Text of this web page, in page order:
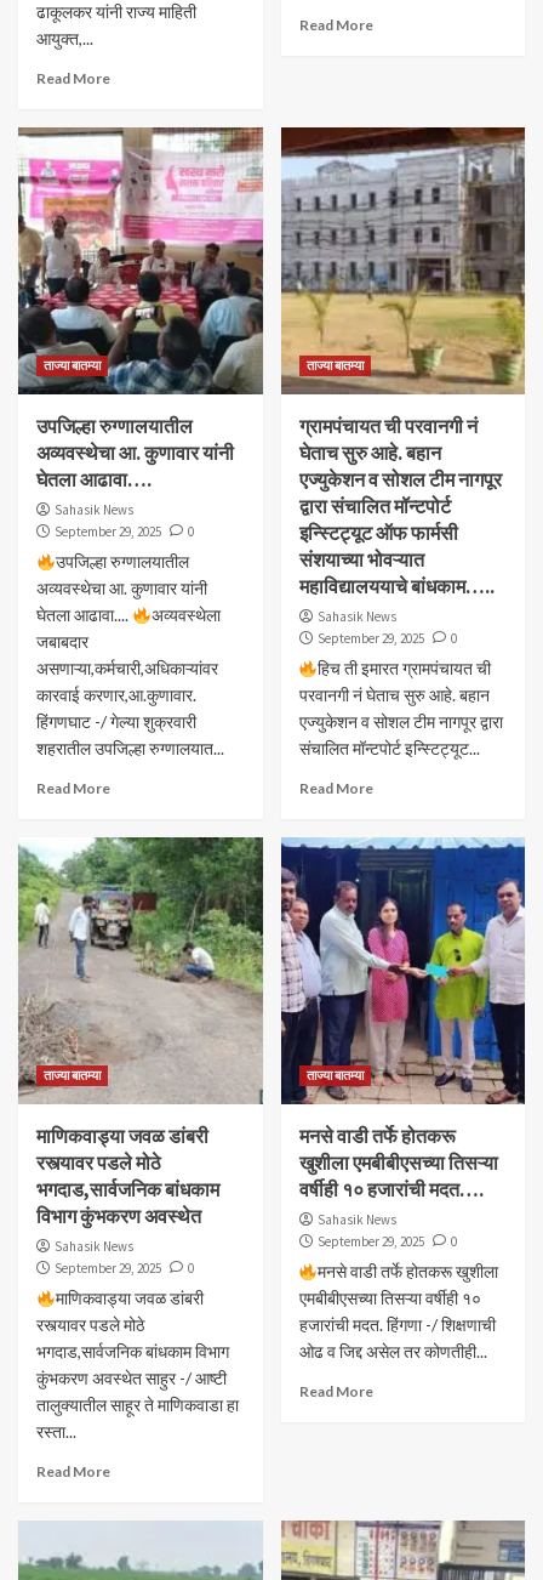
ढाकूलकर यांनी राज्य माहिती
आयुक्त,...
Read More
Read More
ताज्या बातम्या
उपजिल्हा रुग्णालयातील
अव्यवस्थेचा आ. कुणावार यांनी
घेतला आढावा….
Sahasik News
September 29, 2025
0
उपजिल्हा रुग्णालयातील
अव्यवस्थेचा आ. कुणावार यांनी
घेतला आढावा....
अव्यवस्थेला
जबाबदार
असणाऱ्या,कर्मचारी,अधिकाऱ्यांवर
कारवाई करणार,आ.कुणावार.
हिंगणघाट -/ गेल्या शुक्रवारी
शहरातील उपजिल्हा रुग्णालयात...
Read More
ताज्या बातम्या
ग्रामपंचायत ची परवानगी नं
घेताच सुरु आहे. बहान
एज्युकेशन व सोशल टीम नागपूर
द्वारा संचालित मॉन्टपोर्ट
इन्स्टिट्यूट ऑफ फार्मसी
संशयाच्या भोवऱ्यात
महाविद्यालययाचे बांधकाम…..
Sahasik News
September 29, 2025
0
हिच ती इमारत ग्रामपंचायत ची
परवानगी नं घेताच सुरु आहे. बहान
एज्युकेशन व सोशल टीम नागपूर द्वारा
संचालित मॉन्टपोर्ट इन्स्टिट्यूट...
Read More
ताज्या बातम्या
माणिकवाड्या जवळ डांबरी
रस्त्यावर पडले मोठे
भगदाड,सार्वजनिक बांधकाम
विभाग कुंभकरण अवस्थेत
Sahasik News
September 29, 2025
0
माणिकवाड्या जवळ डांबरी
रस्त्यावर पडले मोठे
भगदाड,सार्वजनिक बांधकाम विभाग
कुंभकरण अवस्थेत साहुर -/ आष्टी
तालुक्यातील साहूर ते माणिकवाडा हा
रस्ता...
Read More
ताज्या बातम्या
मनसे वाडी तर्फे होतकरू
खुशीला एमबीबीएसच्या तिसऱ्या
वर्षीही १० हजारांची मदत….
Sahasik News
September 29, 2025
0
मनसे वाडी तर्फे होतकरू खुशीला
एमबीबीएसच्या तिसऱ्या वर्षीही १०
हजारांची मदत. हिंगणा -/ शिक्षणाची
ओढ व जिद्द असेल तर कोणतीही...
Read More